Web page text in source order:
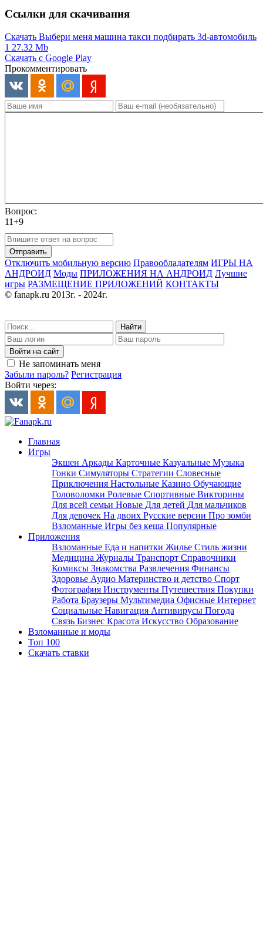
Ссылки для скачивания
Скачать Выбери меня машина такси подбирать 3d-автомобиль
1 27.32 Mb
Скачать с Google Play
Прокомментировать
Вопрос:
11+9
Отправить
Отключить мобильную версию Правообладателям ИГРЫ НА
АНДРОИД Моды ПРИЛОЖЕНИЯ НА АНДРОИД Лучшие
игры РАЗМЕЩЕНИЕ ПРИЛОЖЕНИЙ КОНТАКТЫ
© fanapk.ru 2013г. - 2024г.
Найти
Войти на сайт
Не запоминать меня
Забыли пароль? Регистрация
Войти через:
Главная
Игры
Экшен Аркады Карточные Казуальные Музыка
Гонки Симуляторы Стратегии Словесные
Приключения Настольные Казино Обучающие
Головоломки Ролевые Спортивные Викторины
Для всей семьи Новые Для детей Для мальчиков
Для девочек На двоих Русские версии Про зомби
Взломанные Игры без кеша Популярные
Приложения
Взломанные Еда и напитки Жилье Стиль жизни
Медицина Журналы Транспорт Справочники
Комиксы Знакомства Развлечения Финансы
Здоровье Аудио Материнство и детство Спорт
Фотография Инструменты Путешествия Покупки
Работа Браузеры Мультимедиа Офисные Интернет
Социальные Навигация Антивирусы Погода
Связь Бизнес Красота Искусство Образование
Взломанные и моды
Топ 100
Скачать ставки